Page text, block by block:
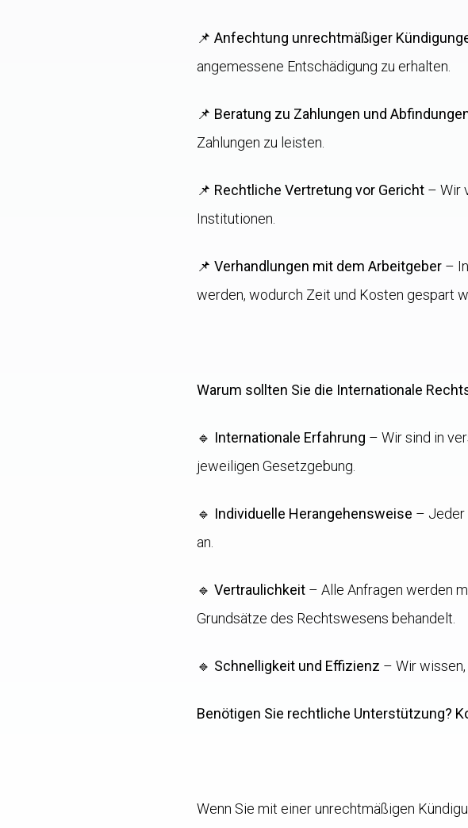
📌 Anfechtung unrechtmäßiger
angemessene Entschädigung zu erhalten.
📌 Beratung zu Zahlungen und
Zahlungen zu leisten.
📌 Rechtliche Vertretung vor Gericht – Wir
Institutionen.
📌 Verhandlungen mit dem Arbeitgeber –
werden, wodurch Zeit und Kosten gespart
Warum sollten Sie die Internationale
🔹 Internationale Erfahrung – Wir sind in
jeweiligen Gesetzgebung.
🔹 Individuelle Herangehensweise – Jeder
an.
🔹 Vertraulichkeit – Alle Anfragen werden
Grundsätze des Rechtswesens behandelt.
🔹 Schnelligkeit und Effizienz – Wir
Benötigen Sie rechtliche Unterstützung?
Wenn Sie mit einer unrechtmäßigen